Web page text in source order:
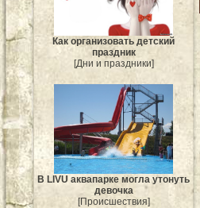
Как организовать детский
праздник
[Дни и праздники]
В LIVU аквапарке могла утонуть
девочка
[Происшествия]